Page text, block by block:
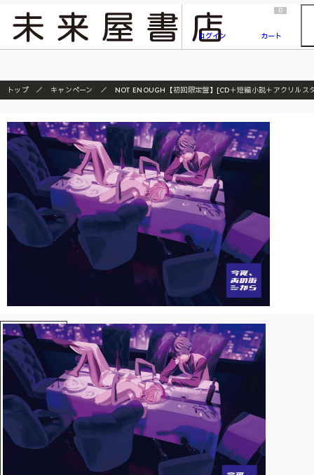
『ONE PIECE magazine 021 ONE PIECEカード付き同梱版』発売延期のご案内
ログイン
0
カート
トップ キャンペーン NOT ENOUGH【初回限定盤】[CD＋短編小説＋アクリルス